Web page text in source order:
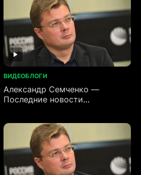
ВИДЕОБЛОГИ
Александр Семченко —
Последние новости